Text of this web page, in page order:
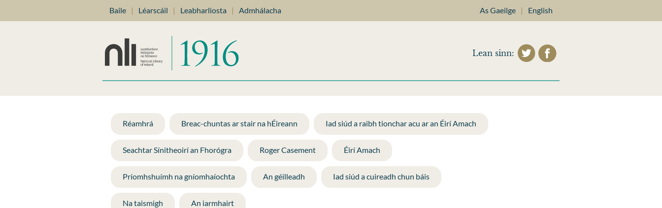
Baile | Léarscáil | Leabharliosta | Admhálacha As Gaeilge | English
Lean sinn:
Réamhrá Breac-chuntas ar stair na hÉireann Iad siúd a raibh tionchar acu ar an Éirí Amach
Seachtar Sínitheoirí an Fhorógra Roger Casement Éirí Amach
Príomhshuímh na gníomhaíochta An géilleadh Iad siúd a cuireadh chun báis
Na taismigh An iarmhairt